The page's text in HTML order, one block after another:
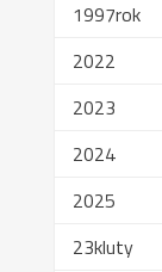
1997rok
2022
2023
2024
2025
23kluty